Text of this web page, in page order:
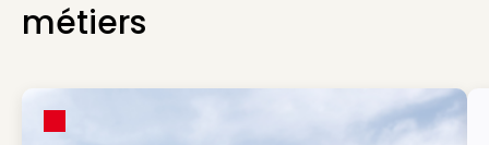
métiers